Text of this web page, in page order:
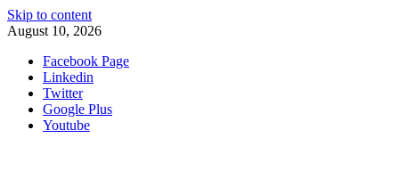
Skip to content
August 10, 2026
Facebook Page
Linkedin
Twitter
Google Plus
Youtube